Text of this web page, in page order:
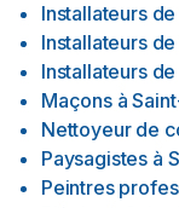
Installateurs
Installateurs
Installateurs
Maçons à
Nettoyeur de
Paysagistes à
Peintres